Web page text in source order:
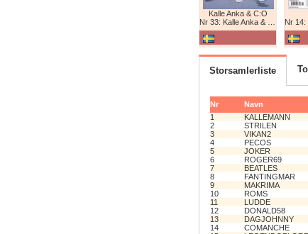
Kalle Anka & C:O
Nr 33: Kalle Anka & C:O
Nr 14:
Storsamlerliste
Nr Navn
1
KALLEMANN
2
STRILEN
3
VIKAN2
4
PECOS
5
JOKER
6
ROGER69
7
BEATLES
8
FANTINGMAR
9
MAKRIMA
10
ROMS
11
LUDDE
12
DONALD58
13
DAGJOHNNY
14
COMANCHE